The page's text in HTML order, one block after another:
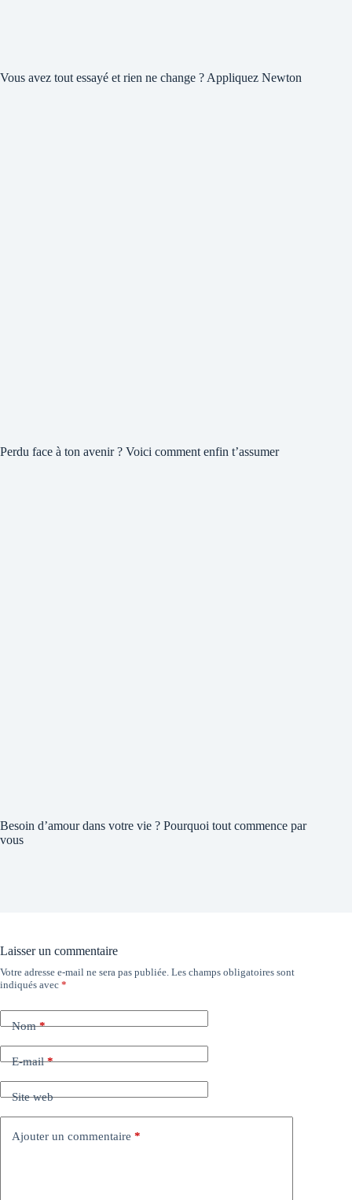
Vous avez tout essayé et rien ne change ? Appliquez Newton
Perdu face à ton avenir ? Voici comment enfin t’assumer
Besoin d’amour dans votre vie ? Pourquoi tout commence par
vous
Laisser un commentaire
Votre adresse e-mail ne sera pas publiée. Les champs obligatoires sont
indiqués avec *
Nom*
E-mail*
Site web
Ajouter un commentaire *